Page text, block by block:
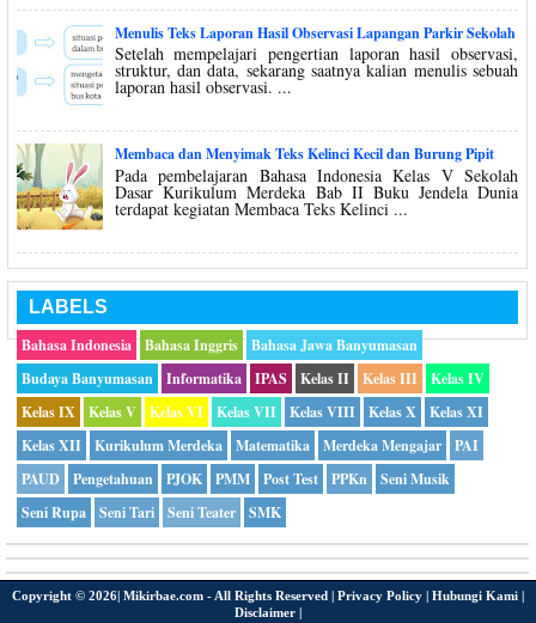
Menulis Teks Laporan Hasil Observasi Lapangan Parkir Sekolah
Setelah mempelajari pengertian laporan hasil observasi,
struktur, dan data, sekarang saatnya kalian menulis sebuah
laporan hasil observasi. ...
Membaca dan Menyimak Teks Kelinci Kecil dan Burung Pipit
Pada pembelajaran Bahasa Indonesia Kelas V Sekolah
Dasar Kurikulum Merdeka Bab II Buku Jendela Dunia
terdapat kegiatan Membaca Teks Kelinci ...
LABELS
Bahasa Indonesia
Bahasa Inggris
Bahasa Jawa Banyumasan
Budaya Banyumasan
Informatika IPAS Kelas II Kelas III
Kelas IV
Kelas IX
Kelas V Kelas VI Kelas VII Kelas VIII Kelas X
Kelas XI
Kelas XII
Kurikulum Merdeka Matematika Merdeka Mengajar
PAI
PAUD
Pengetahuan PJOK PMM Post Test PPKn
Seni Musik
Seni Rupa
Seni Tari Seni Teater SMK
Copyright © 2026| Mikirbae.com - All Rights Reserved | Privacy Policy | Hubungi Kami |
Disclaimer |